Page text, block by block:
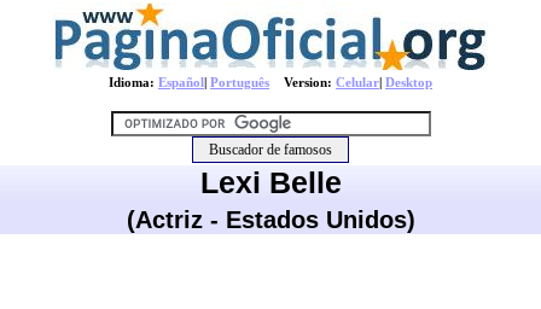
Idioma: Español| Português Version: Celular| Desktop
Lexi Belle
(Actriz - Estados Unidos)